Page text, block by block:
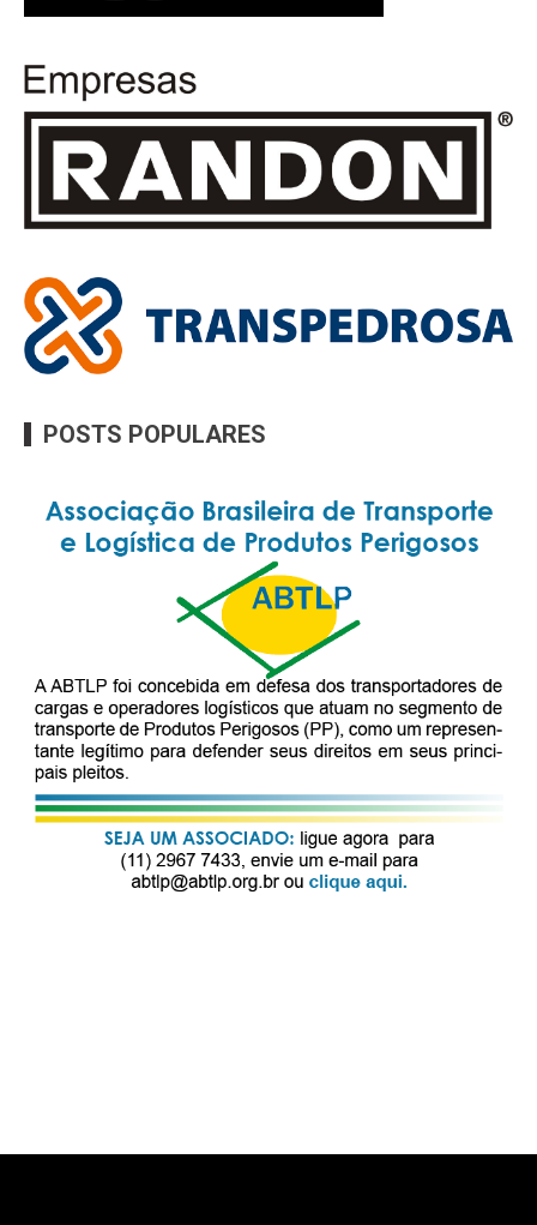
POSTS POPULARES